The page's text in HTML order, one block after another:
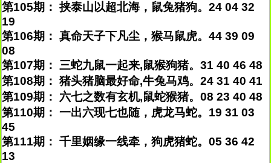
第105期： 挟泰山以超北海，鼠兔猪狗。24 04 32
19
第106期： 真命天子下凡尘，猴马鼠虎。44 39 09
08
第107期： 三蛇九鼠一起来,鼠猴狗猪。31 40 46 48
第108期： 猪头猪脑最好命,牛兔马鸡。24 31 40 41
第109期： 六七之数有玄机,鼠蛇猴猪。08 23 40 48
第110期： 一出六现七也随，虎龙马蛇。19 31 03
45
第111期： 千里姻缘一线牵，狗虎猪蛇。05 36 42
13